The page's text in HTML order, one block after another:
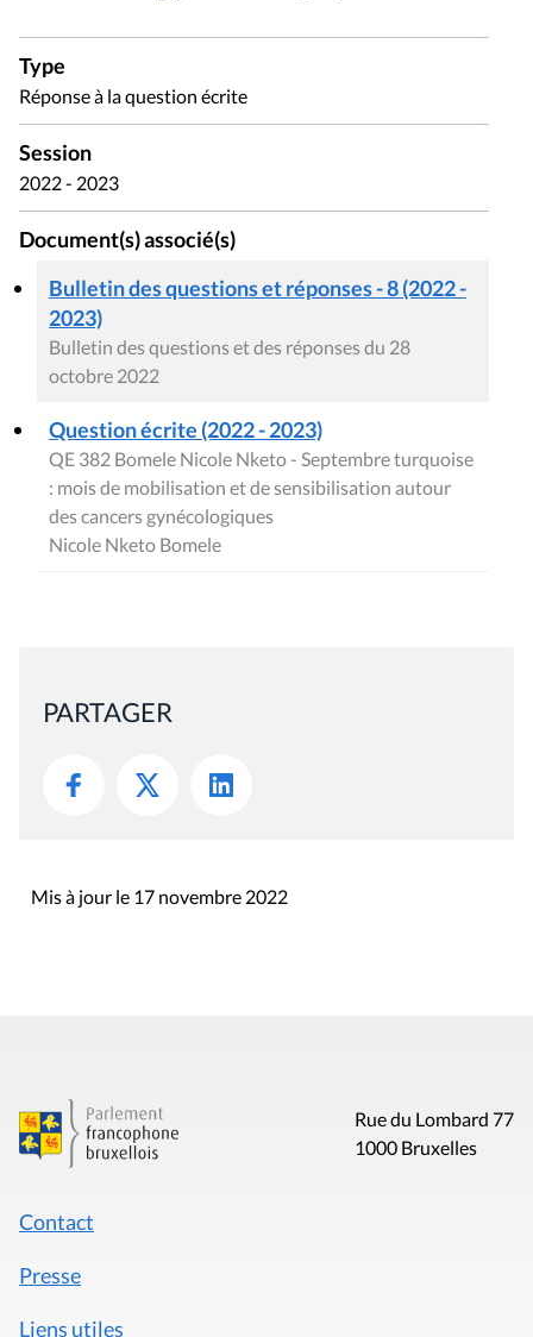
Type
Réponse à la question écrite
Session
2022 - 2023
Document(s) associé(s)
Bulletin des questions et réponses - 8 (2022 -
2023)
Bulletin des questions et des réponses du 28
octobre 2022
Question écrite (2022 - 2023)
QE 382 Bomele Nicole Nketo - Septembre turquoise
: mois de mobilisation et de sensibilisation autour
des cancers gynécologiques
Nicole Nketo Bomele
PARTAGER
Mis à jour le 17 novembre 2022
Rue du Lombard 77
1000 Bruxelles
Contact
Presse
Liens utiles